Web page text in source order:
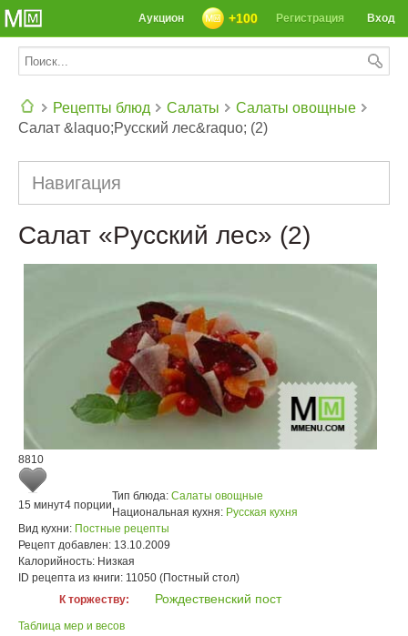
Вход
Регистрация
+100
Аукцион
Рецепты блюд Салаты
Салаты овощные
Салат &laquo;Русский лес&raquo; (2)
Навигация
Салат «Русский лес» (2)
8810
15 минут4 порции
Тип блюда: Салаты овощные
Национальная кухня: Русская кухня
Вид кухни: Постные рецепты
Рецепт добавлен: 13.10.2009
Калорийность: Низкая
ID рецепта из книги: 11050 (Постный стол)
К торжеству:
Рождественский пост
Таблица мер и весов